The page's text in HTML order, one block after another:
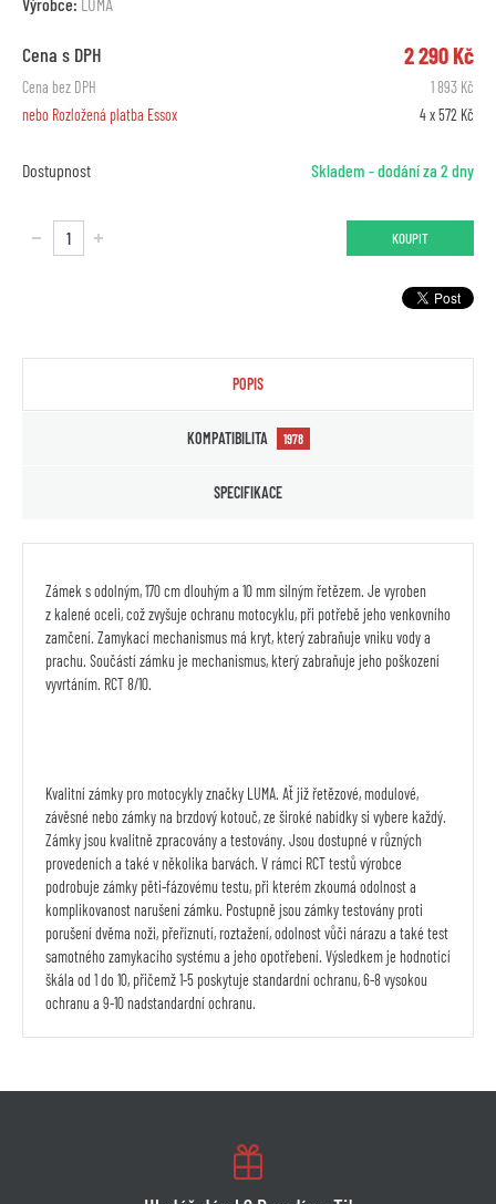
Cena s DPH 2 290 Kč
Cena bez DPH
1 893 Kč
nebo Rozložená platba Essox
4 x 572 Kč
Dostupnost Skladem - dodání za 2 dny
KOUPIT
POPIS
KOMPATIBILITA 1978
SPECIFIKACE
Zámek s odolným, 170 cm dlouhým a 10 mm silným řetězem. Je vyroben
z kalené oceli, což zvyšuje ochranu motocyklu, při potřebě jeho venkovního
zamčení. Zamykací mechanismus má kryt, který zabraňuje vniku vody a
prachu. Součástí zámku je mechanismus, který zabraňuje jeho poškození
vyvrtáním. RCT 8/10.
Kvalitní zámky pro motocykly značky LUMA. Ať již řetězové, modulové,
závěsné nebo zámky na brzdový kotouč, ze široké nabídky si vybere každý.
Zámky jsou kvalitně zpracovány a testovány. Jsou dostupné v různých
provedeních a také v několika barvách. V rámci RCT testů výrobce
podrobuje zámky pěti-fázovému testu, při kterém zkoumá odolnost a
komplikovanost narušení zámku. Postupně jsou zámky testovány proti
porušení dvěma noži, přeříznutí, roztažení, odolnost vůči nárazu a také test
samotného zamykacího systému a jeho opotřebení. Výsledkem je hodnotící
škála od 1 do 10, přičemž 1-5 poskytuje standardní ochranu, 6-8 vysokou
ochranu a 9-10 nadstandardní ochranu.